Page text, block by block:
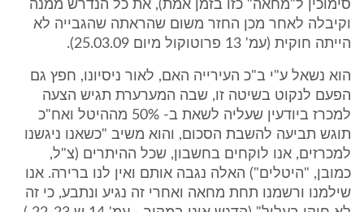
סימוכין ל"מחאה" כזו בזמן אמת), את כל הנדרש ממנה
וקיבלה לאחר מכן החזר משום שהראתה שהגבייה לא
הייתה חוקית (עמ' 13 פרוטוקול מיום 25.03.09).
הוא נשאל ע"י ב"כ העירייה האם, לאור ניסיונו, חפץ גם
הפעם לנקוט בשיטה זו, שבה המערערת תגיש הצעה
למכרז ביודעין שעליה לשאת ב- 50% מההיטל ואח"כ
תוגש תביעה להשבת הסכום, והוא משיב "כשאנו ניגשנו
למכרזים, אנו לוקחים בחשבון, שכל ההיתרים (צ"ל,
כמובן, "היטלים") האלה נגבה אותם ואין לנו ברירה. אנו
שילמנו ורשמנו תחת מחאה ואחרי זה נגיע ונתבע, כי זה